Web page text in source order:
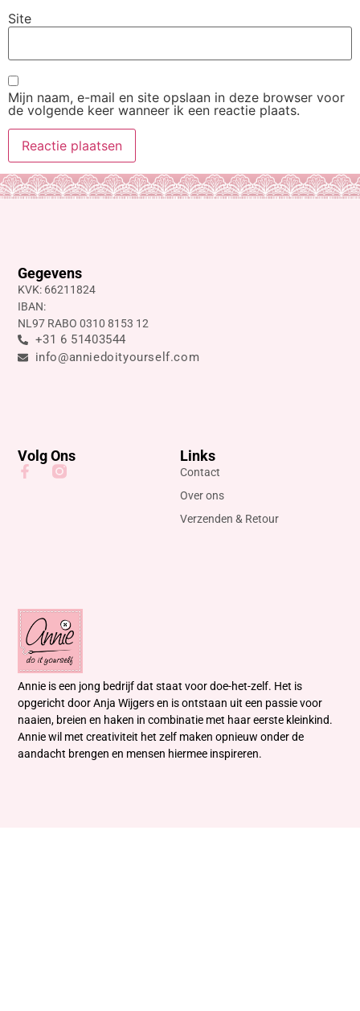
Site
Mijn naam, e-mail en site opslaan in deze browser voor
de volgende keer wanneer ik een reactie plaats.
Annie is een jong bedrijf dat staat voor doe-het-zelf. Het is
opgericht door Anja Wijgers en is ontstaan uit een passie voor
naaien, breien en haken in combinatie met haar eerste kleinkind.
Annie wil met creativiteit het zelf maken opnieuw onder de
aandacht brengen en mensen hiermee inspireren.
Links
Contact
Over ons
Verzenden & Retour
Gegevens
KVK: 66211824
IBAN:
NL97 RABO 0310 8153 12
+31 6 51403544
info@anniedoityourself.com
Volg Ons